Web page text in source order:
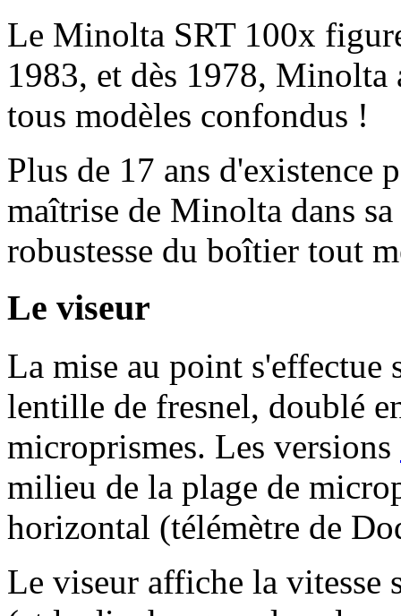
Le Minolta SRT 100x
1983, et dès 1978,
tous modèles confondus !
Plus de 17 ans d'existence
maîtrise de Minolta dans
robustesse du boîtier tout
Le viseur
La mise au point s'effectue
lentille de fresnel, doublé
microprismes. Les versions
milieu de la plage de
horizontal (télémètre de
Le viseur affiche la vitesse